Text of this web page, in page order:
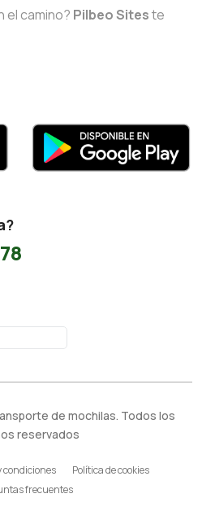
el camino? Pilbeo Siteste
de mochilas. Todos los
reservados
condiciones
Política de cookies
frecuentes